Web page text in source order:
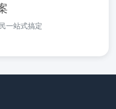
一站式搞定